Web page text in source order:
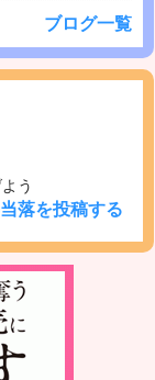
ブログ一覧
う
落を投稿する